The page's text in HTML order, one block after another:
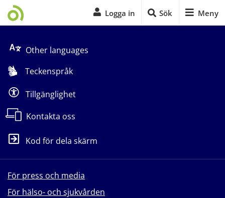
Logga in Sök Meny
Other languages
Teckenspråk
Tillgänglighet
Kontakta oss
Kod för dela skärm
För press och media
För hälso- och sjukvården